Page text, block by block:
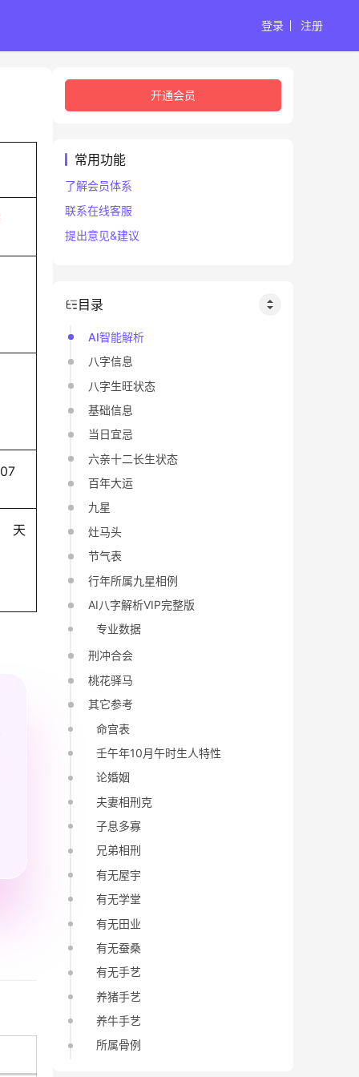
登录 注册
天
开通会员
常用功能
了解会员体系
联系在线客服
提出意见&建议
目录
AI智能解析
八字信息
八字生旺状态
基础信息
当日宜忌
六亲十二长生状态
百年大运
九星
灶马头
节气表
行年所属九星相例
AI八字解析VIP完整版
专业数据
刑冲合会
桃花驿马
其它参考
命宫表
壬午年10月午时生人特性
论婚姻
夫妻相刑克
子息多寡
兄弟相刑
有无屋宇
有无学堂
有无田业
有无蚕桑
有无手艺
养猪手艺
养牛手艺
所属骨例